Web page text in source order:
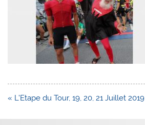
Navigation
l’article
« L’Etape du Tour, 19, 20, 21 Juillet 2019